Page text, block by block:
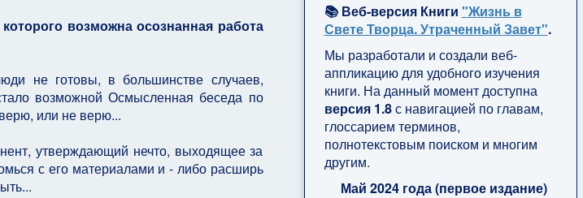
возможна осознанная работа
не готовы, в большинстве случаев,
возможной Осмысленная беседа по
или не верю...
утверждающий нечто, выходящее за
с его материалами и - либо расширь
📚 Веб-версия Книги "Жизнь в
Свете Творца. Утраченный Завет".
Мы разработали и создали веб-
аппликацию для удобного изучения
книги. На данный момент доступна
версия 1.8с навигацией по главам,
глоссарием терминов,
полнотекстовым поиском и многим
другим.
Май 2024 года (первое издание)